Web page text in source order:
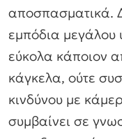
αποσπασματικά.
εμπόδια
εύκολα κάποιον
κάγκελα, ούτε
κινδύνου με
συμβαίνει σε